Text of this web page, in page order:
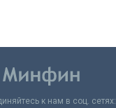
к нам в соц. сетях: